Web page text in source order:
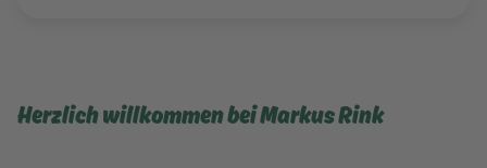
Herzlich willkommen bei Markus Rink